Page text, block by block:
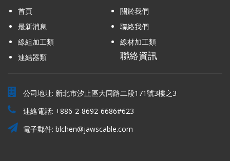
首頁
關於我們
最新消息
聯絡我們
線組加工類
線材加工類
連結器類
聯絡資訊
公司地址: 新北市汐止區大同路二段171號3樓之3
連絡電話: +886-2-8692-6686#623
電子郵件: blchen@jawscable.com